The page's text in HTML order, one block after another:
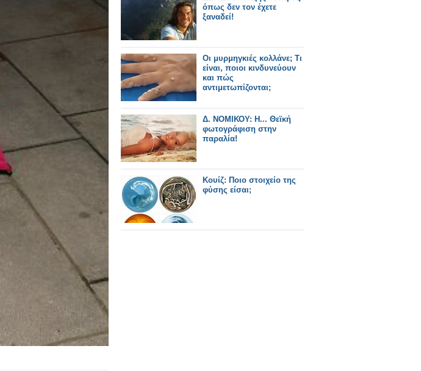
όπως δεν τον έχετε
ξαναδεί!
Οι μυρμηγκιές κολλάνε; Τι
είναι, ποιοι κινδυνεύουν
και πώς
αντιμετωπίζονται;
Δ. ΝΟΜΙΚΟΥ: Η... Θεϊκή
φωτογράφιση στην
παραλία!
Κουίζ: Ποιο στοιχείο της
φύσης είσαι;